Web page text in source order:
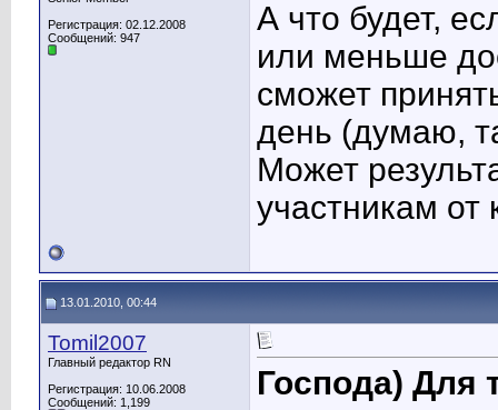
Регистрация: 02.12.2008
Сообщений: 947
А что будет,
или меньше
сможет
день (думаю,
Может
участникам
13.01.2010, 00:44
Tomil2007
Главный редактор RN
Регистрация: 10.06.2008
Сообщений: 1,199
Господа) Для